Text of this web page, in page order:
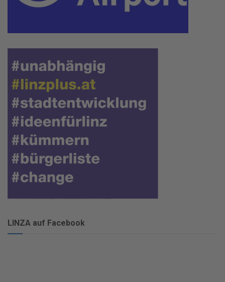
LINZA auf Facebook